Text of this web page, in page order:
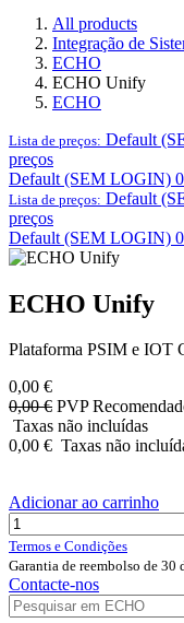
All products
Integração de
ECHO
ECHO Unify
ECHO
Lista de preços: Default
preços
Default (SEM LOGIN)
Lista de preços: Default
preços
Default (SEM LOGIN)
ECHO Unify
Plataforma PSIM e IOT
0,00 €
0,00€ PVP
Taxas não incluídas
0,00 € Taxas não
Adicionar ao carrinho
Termos e Condições
Garantia de reembolso de 30
Contacte-nos